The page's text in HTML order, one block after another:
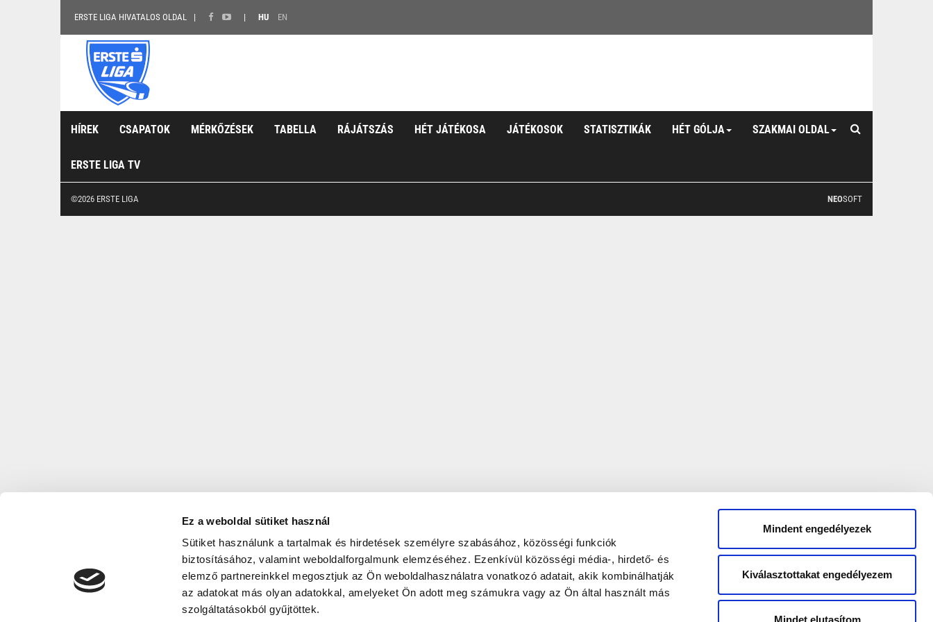
Ez a weboldal sütiket használ
Sütiket használunk a tartalmak és hirdetések személyre szabásához, közösségi funkciók
biztosításához, valamint weboldalforgalmunk elemzéséhez. Ezenkívül közösségi média-, hirdető- és
elemző partnereinkkel megosztjuk az Ön weboldalhasználatra vonatkozó adatait, akik kombinálhatják
az adatokat más olyan adatokkal, amelyeket Ön adott meg számukra vagy az Ön által használt más
szolgáltatásokból gyűjtöttek.
Mindent engedélyezek
Kiválasztottakat engedélyezem
Mindet elutasítom
ERSTE LIGA HIVATALOS OLDAL HU EN
HÍREK CSAPATOK MÉRKŐZÉSEK TABELLA RÁJÁTSZÁS HÉT JÁTÉKOSA JÁTÉKOSOK STATISZTIKÁK HÉT GÓLJA SZAKMAI OLDAL
ERSTE LIGA TV
©2026 ERSTE LIGA NEOSOFT